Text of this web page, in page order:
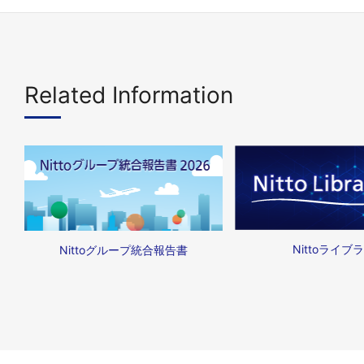
Related Information
Nittoグループ統合報告書 Nittoライブ